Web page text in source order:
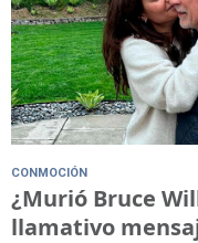
CONMOCIÓN
¿Murió Bruce
llamativo